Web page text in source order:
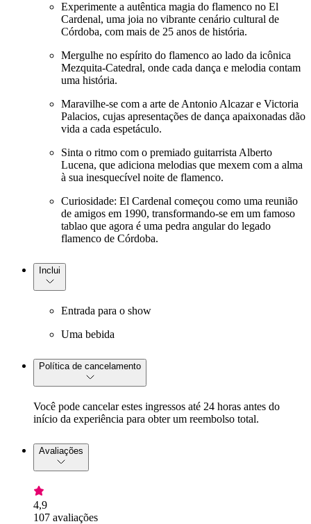
Experimente a autêntica magia do flamenco no El
Cardenal, uma joia no vibrante cenário cultural de
Córdoba, com mais de 25 anos de história.
Mergulhe no espírito do flamenco ao lado da icônica
Mezquita-Catedral, onde cada dança e melodia contam
uma história.
Maravilhe-se com a arte de Antonio Alcazar e Victoria
Palacios, cujas apresentações de dança apaixonadas dão
vida a cada espetáculo.
Sinta o ritmo com o premiado guitarrista Alberto
Lucena, que adiciona melodias que mexem com a alma
à sua inesquecível noite de flamenco.
Curiosidade: El Cardenal começou como uma reunião
de amigos em 1990, transformando-se em um famoso
tablao que agora é uma pedra angular do legado
flamenco de Córdoba.
Inclui
Entrada para o show
Uma bebida
Política de cancelamento
Você pode cancelar estes ingressos até 24 horas antes do
início da experiência para obter um reembolso total.
Avaliações
4,9
107 avaliações